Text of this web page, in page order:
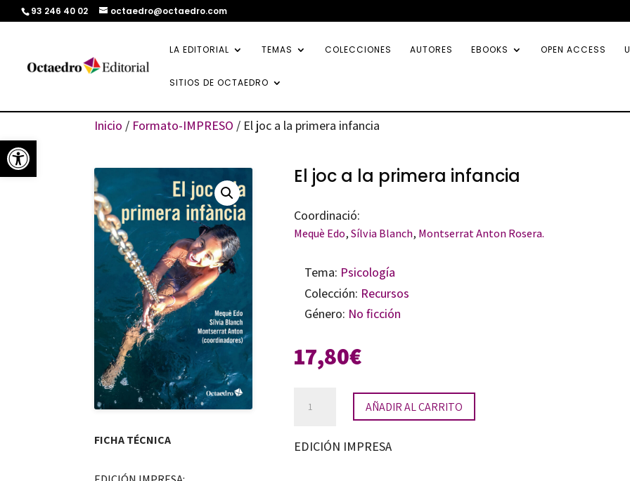
Abrir barra de herramientas
93 246 40 02 octaedro@octaedro.com
LA EDITORIAL TEMAS COLECCIONES AUTORES EBOOKS OPEN ACCESS
SITIOS DE OCTAEDRO
Inicio / Formato-IMPRESO / El joc a la primera infancia
FICHA TÉCNICA
El joc a la primera infancia
Coordinació:
Mequè Edo,Sílvia Blanch, Montserrat Anton Rosera.
Tema: Psicología
Colección: Recursos
Género: No ficción
17,80€
a
AÑADIR AL CARRITO
EDICIÓN IMPRESA